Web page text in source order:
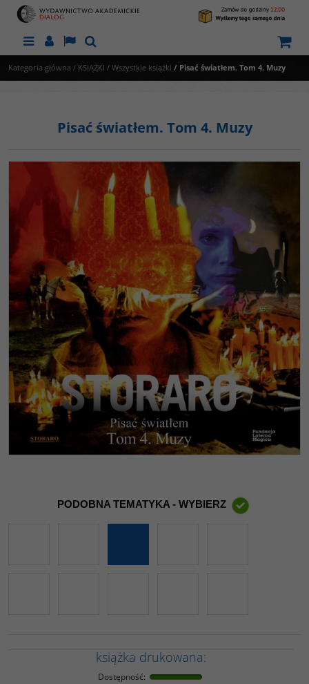
MenuPanelLangSzukaj
Kategoria główna / KSIĄŻKI / Wszystkie książki / Pisać światłem. Tom 4. Muzy
Pisać światłem. Tom 4. Muzy
PODOBNA TEMATYKA - WYBIERZ
książka drukowana:
Dostępność: